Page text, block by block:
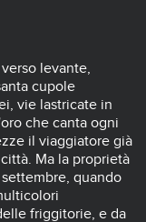
levante,
cupole
vie lastricate in
che canta ogni
il viaggiatore già
Ma la proprietà
quando
friggitorie, e da